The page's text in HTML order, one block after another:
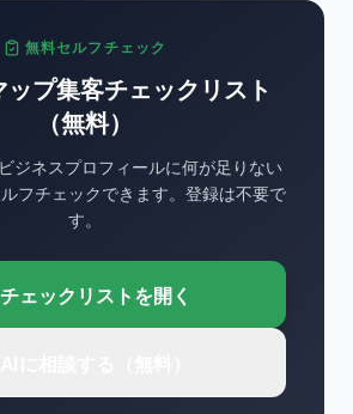
無料セルフチェック
プ集客チェックリスト
（無料）
ジネスプロフィールに何が足りない
フチェックできます。登録は不要で
す。
チェックリストを開く